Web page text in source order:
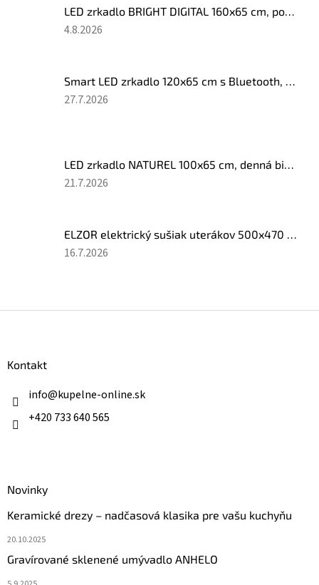
LED zrkadlo BRIGHT DIGITAL 160x65 cm, počasie, ukazovateľ vonkajšej a vnútornej teploty, barometer
Hodnotenie
5
z
5
4.8.2026
Smart LED zrkadlo 120x65 cm s Bluetooth, Anti-fog systémom a LCD displejom
Hodnotenie
z
5
27.7.2026
LED zrkadlo NATUREL 100x65 cm, denná biela
Hodnotenie
5
z
5
21.7.2026
ELZOR elektrický sušiak uterákov 500x470 mm, 60 W, biela mat
Hodnotenie
z
16.7.2026
Kontakt
info@kupelne-online.sk
+420 733 640 565
Novinky
Keramické drezy – nadčasová klasika pre vašu kuchyňu
20.10.2025
Gravírované sklenené umývadlo ANHELO